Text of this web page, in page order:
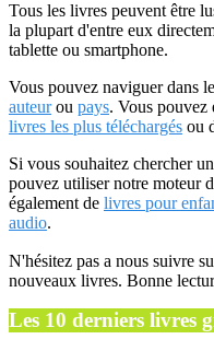
Tous les livres peuvent être
la plupart d'entre eux
tablette ou smartphone.
Vous pouvez naviguer dans
auteurou pays. Vous pouvez
livres les plus téléchargés ou
Si vous souhaitez chercher
pouvez utiliser notre moteur
également de livres pour
audio.
N'hésitez pas a nous suivre
nouveaux livres. Bonne
Les 10 derniers livres